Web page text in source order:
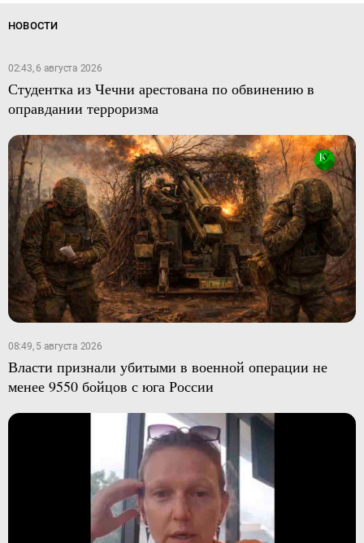
НОВОСТИ
02:43, 6 августа 2026
Студентка из Чечни арестована по обвинению в
оправдании терроризма
08:49, 5 августа 2026
Власти признали убитыми в военной операции не
менее 9550 бойцов с юга России